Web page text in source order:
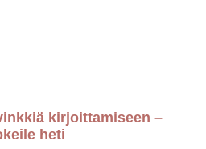
kirjoittamiseen –
heti